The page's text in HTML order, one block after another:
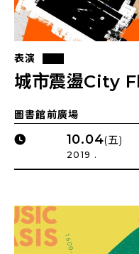
表演
城市震盪City
圖書館前廣場
10.04(五)
2019 .